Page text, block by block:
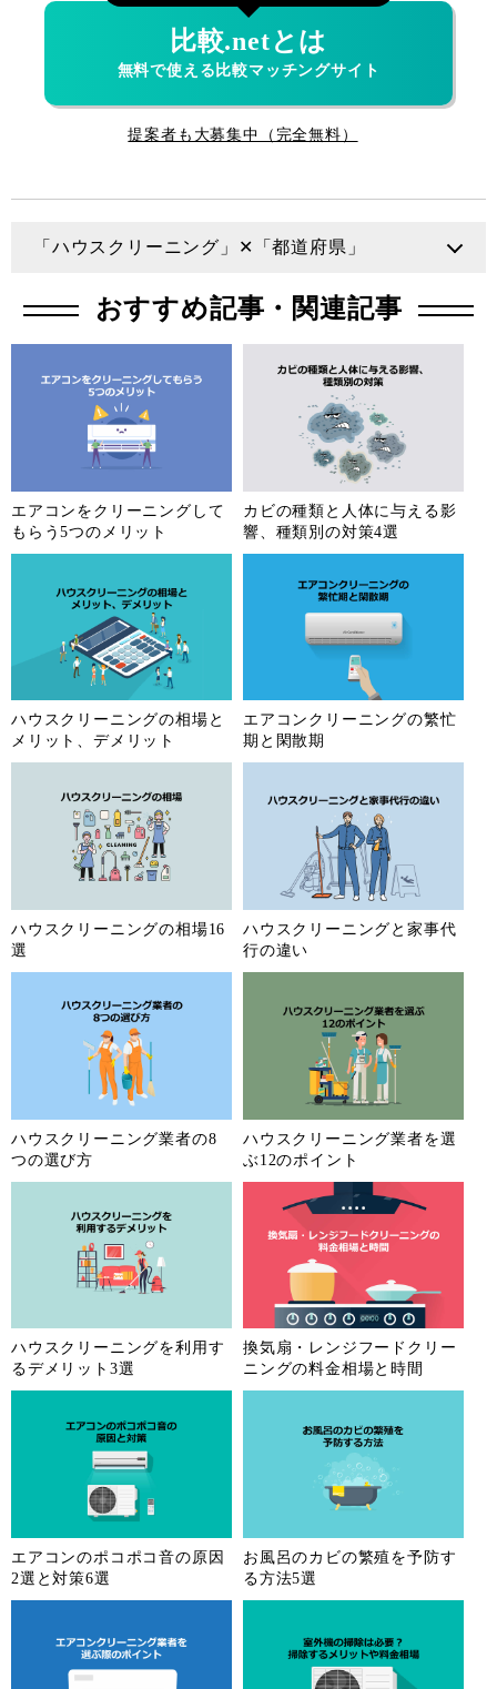
比較.netとは
無料で使える比較マッチングサイト
提案者も大募集中（完全無料）
「ハウスクリーニング」✕「都道府県」
岩手県 宮城県
秋田県 山形県 福島県 茨城県
栃木県 群馬県 千葉県
神奈川県 新潟県 富山県
岐阜県 静岡県 愛知県 三重県
滋賀県 京都府 大阪府 兵庫県
奈良県 和歌山県 鳥取県 島根県
岡山県 広島県
香川県 福岡県 佐賀県 長崎県
沖縄県
おすすめ記事・関連記事
エアコンをクリーニングして
もらう5つのメリット
カビの種類と人体に与える影
響、種類別の対策4選
ハウスクリーニングの相場と
メリット、デメリット
エアコンクリーニングの繁忙
期と閑散期
ハウスクリーニングの相場16
選
ハウスクリーニングと家事代
行の違い
ハウスクリーニング業者の8
つの選び方
ハウスクリーニング業者を選
ぶ12のポイント
ハウスクリーニングを利用す
るデメリット3選
換気扇・レンジフードクリー
ニングの料金相場と時間
エアコンのポコポコ音の原因
2選と対策6選
お風呂のカビの繁殖を予防す
る方法5選